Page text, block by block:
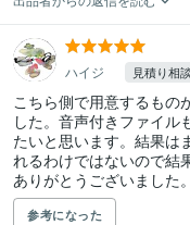
ハイジ 見積り相
こちら側で用意するもの
した。音声付きファイル
たいと思います。結果は
れるわけではないので結
ありがとうございました。
参考になった